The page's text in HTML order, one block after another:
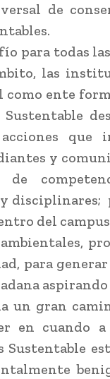
de
para todas
las
ente
Sustentable
que
y
disciplinares;
del
ambientales,
para
un gran
en cuando
Sustentable